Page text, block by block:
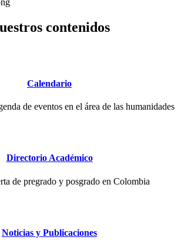
contenidos
Calendario
de eventos en el área de las humanidades
Directorio Académico
de pregrado y posgrado en Colombia
Noticias y Publicaciones